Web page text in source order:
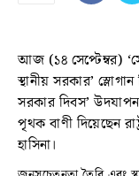
আজ (১৪ সেপ্টেম্বর)
স্থানীয় সরকার’
সরকার দিবস’
পৃথক বাণী দিয়েছেন
হাসিনা।